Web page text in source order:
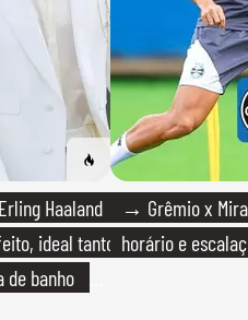
Haaland
ideal tanto
de banho
→ Grêmio x
horário e